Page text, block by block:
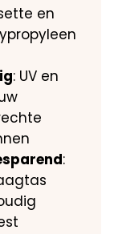
en
: UV en
: